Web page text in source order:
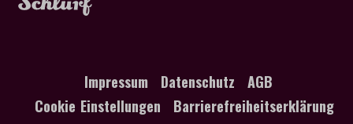
Impressum Datenschutz
AGB
Cookie Einstellungen
Barrierefreiheitserklärung